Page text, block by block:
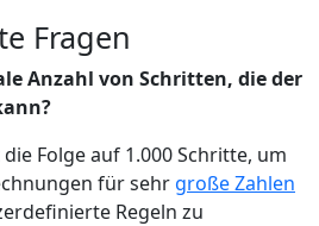
Fragen
Anzahl von Schritten, die der
Folge auf 1.000 Schritte, um
für sehr große Zahlen
Regeln zu